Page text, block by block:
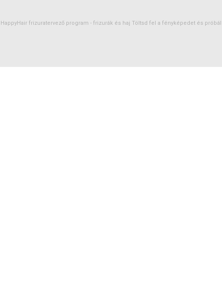
HappyHair frizuratervező program - frizurák és haj Töltsd fel a fényképedet és